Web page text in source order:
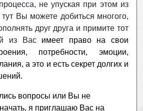
не упуская при этом из
тут Вы можете добиться многого,
друг друга и примите тот
из Вас имеет право на свои
потребности, эмоции,
а это и есть секрет долгих и
вопросы или Вы не
я приглашаю Вас на